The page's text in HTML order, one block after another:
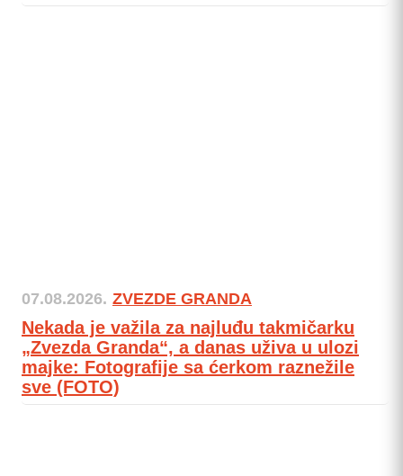
07.08.2026. ZVEZDE GRANDA
Nekada je važila za najluđu takmičarku
„Zvezda Granda“, a danas uživa u ulozi
majke: Fotografije sa ćerkom raznežile
sve (FOTO)